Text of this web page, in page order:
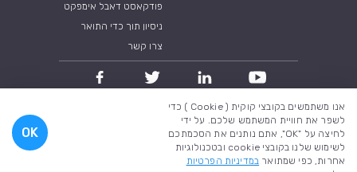
פודקאסט דאבל אימפקט
ניסיון תוך כדי התואר
צרו קשר
מדיניות פרטיות
כל הזכויות שמורות לקרן אדמונד דה רוטשילד 2018
A brilliant company
אנו משתמשים בקובצי קוקית ( Cookie ) כדי
לשפר את חוויית המשתמש שלכם. על ידי
לחיצה על "OK", אתם נותנים את הסכמתכם
לשימוש שלנו בקובצי cookie ובטכנולוגיות
אחרות, כפי שמתואר במדיניות הפרטיות
OK